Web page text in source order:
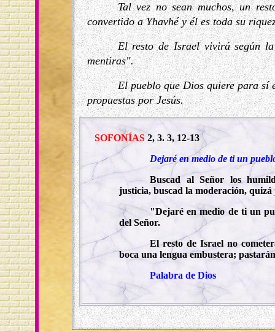
Tal vez no sean muchos, un
convertido a Yhavhé y él es toda su
El resto de Israel vivirá según
mentiras".
El pueblo que Dios quiere para sí
propuestas por Jesús.
SOFONÍAS 2, 3. 3, 12-13
Dejaré en medio de ti un
Buscad al Señor los
justicia, buscad la moderación,
"Dejaré en medio de ti un
del Señor.
El resto de Israel no
boca una lengua embustera;
Palabra de Dios